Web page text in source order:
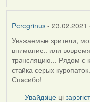
Peregrinus- 23.02.2021
Уважаемые зрители,
внимание.. или
трансляцию... Рядом с
стайка серых
Спасибо!
Увайдзіце ці